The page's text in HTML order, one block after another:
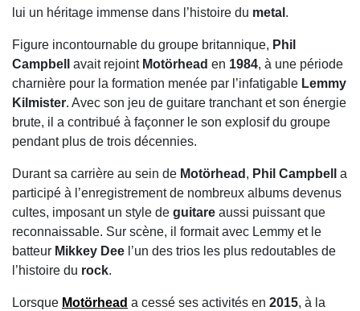
lui un héritage immense dans l’histoire du metal .
Figure incontournable du groupe britannique, Phil
Campbell
avait rejoint Motörhead en 1984, à une période
charnière pour la formation menée par l’infatigable Lemmy
Kilmister. Avec son jeu de guitare tranchant et son énergie
brute, il a contribué à façonner le son explosif du groupe
pendant plus de trois décennies.
Durant sa carrière au sein de Motörhead , Phil Campbell
a
participé à l’enregistrement de nombreux albums devenus
cultes, imposant un style de guitare aussi puissant que
reconnaissable. Sur scène, il formait avec Lemmy et le
batteur Mikkey Dee l’un des trios les plus redoutables de
l’histoire du rock.
Lorsque Motörhead a cessé ses activités en 2015, à la